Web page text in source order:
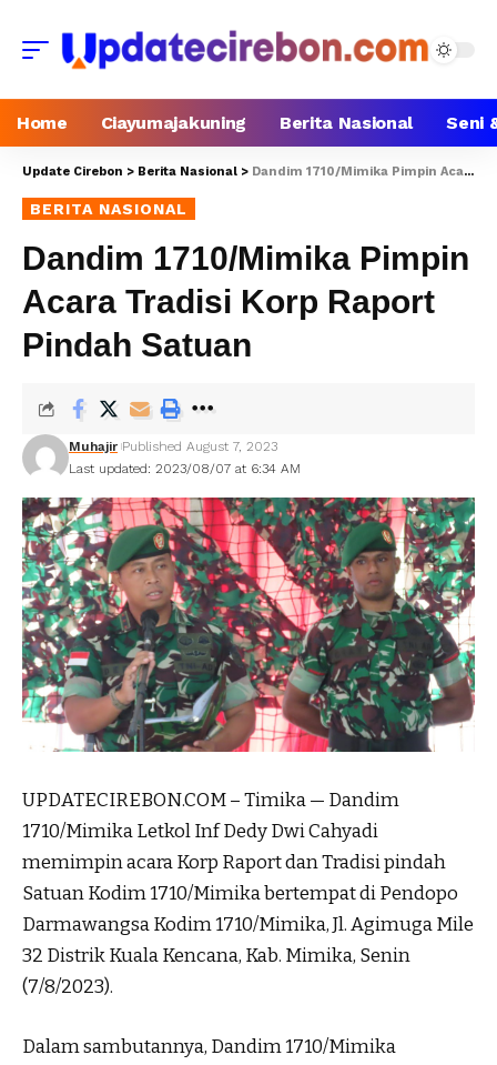
Home Ciayumajakuning Berita Nasional Seni
Update Cirebon > Berita Nasional > Dandim 1710/Mimika Pimpin Acara Tradisi Korp Raport Pindah Satuan
BERITA NASIONAL
Dandim 1710/Mimika Pimpin
Acara Tradisi Korp Raport
Pindah Satuan
Last updated: 2023/08/07 at 6:34 AM
Muhajir Published August 7, 2023
UPDATECIREBON.COM – Timika — Dandim
1710/Mimika Letkol Inf Dedy Dwi Cahyadi
memimpin acara Korp Raport dan Tradisi pindah
Satuan Kodim 1710/Mimika bertempat di Pendopo
Darmawangsa Kodim 1710/Mimika, Jl. Agimuga Mile
32 Distrik Kuala Kencana, Kab. Mimika, Senin
(7/8/2023).
Dalam sambutannya, Dandim 1710/Mimika